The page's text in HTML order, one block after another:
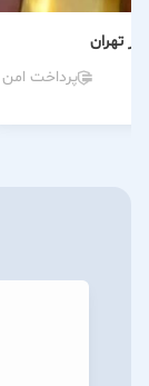
تهران
پرداخت امن